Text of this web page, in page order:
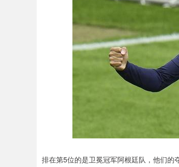
排在第5位的是卫冕冠军阿根廷队，他们